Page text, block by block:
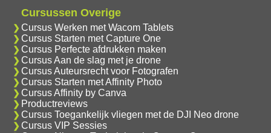
Cursussen Overige
Cursus Werken met Wacom Tablets
Cursus Starten met Capture One
Cursus Perfecte afdrukken maken
Cursus Aan de slag met je drone
Cursus Auteursrecht voor Fotografen
Cursus Starten met Affinity Photo
Cursus Affinity by Canva
Productreviews
Cursus Toegankelijk vliegen met de DJI Neo drone
Cursus VIP Sessies